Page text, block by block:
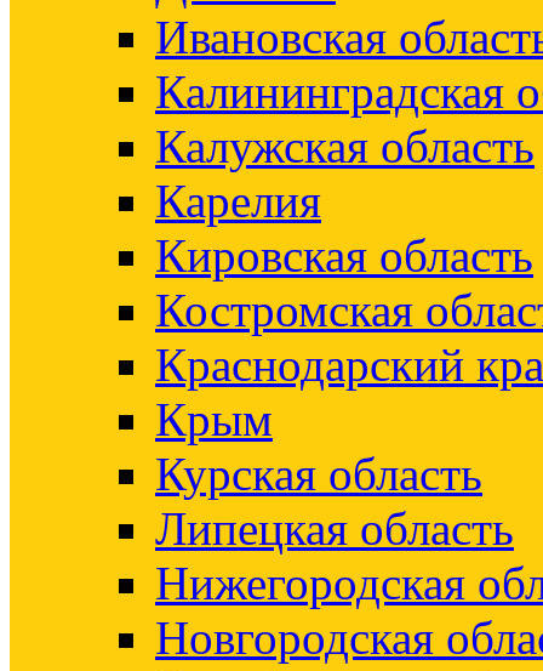
Ивановская
Калининградская
Калужская область
Карелия
Кировская область
Костромская
Краснодарский
Крым
Курская область
Липецкая область
Нижегородская
Новгородская